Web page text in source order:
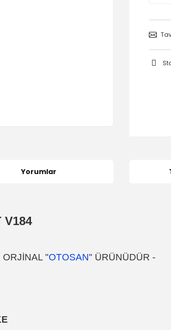
Yorumlar
V184
"OTOSAN" ÜRÜNÜDÜR -